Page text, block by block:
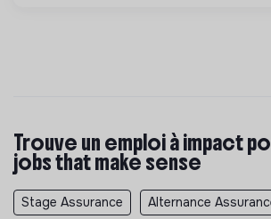
Trouve un emploi à impact
jobs that make sense
Stage Assurance Alternance